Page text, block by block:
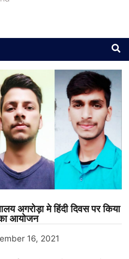
अगरोड़ा मे हिंदी दिवस पर किया
का आयोजन
16, 2021